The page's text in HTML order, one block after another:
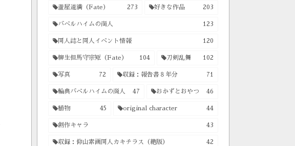
蘆屋道満（Fate） 273 好きな作品 203
バベルハイムの商人 123
同人誌と同人イベント情報 120
柳生但馬守宗矩（Fate） 104 刀剣乱舞 102
写真 72 収録：報告書８年分 71
輪典バベルハイムの商人 47 おかずとおやつ 46
植物 45 original character 44
創作キャラ 43
収録：仰山素画同人カキチラス（絶版） 42